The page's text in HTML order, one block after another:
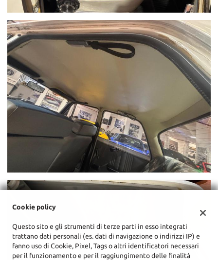
Cookie policy
Questo sito e gli strumenti di terze parti in esso integrati
trattano dati personali (es. dati di navigazione o indirizzi IP) e
fanno uso di Cookie, Pixel, Tags o altri identificatori necessari
per il funzionamento e per il raggiungimento delle finalità